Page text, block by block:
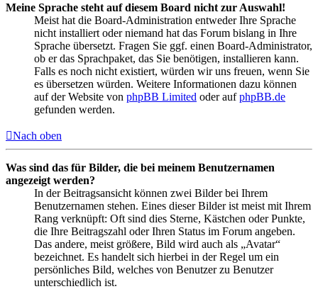
Meine Sprache steht auf diesem Board nicht zur Auswahl!
Meist hat die Board-Administration entweder Ihre Sprache
nicht installiert oder niemand hat das Forum bislang in Ihre
Sprache übersetzt. Fragen Sie ggf. einen Board-Administrator,
ob er das Sprachpaket, das Sie benötigen, installieren kann.
Falls es noch nicht existiert, würden wir uns freuen, wenn Sie
es übersetzen würden. Weitere Informationen dazu können
auf der Website von phpBB Limited oder aufphpBB.de
gefunden werden.
Nach oben
Was sind das für Bilder, die bei meinem Benutzernamen
angezeigt werden?
In der Beitragsansicht können zwei Bilder bei Ihrem
Benutzernamen stehen. Eines dieser Bilder ist meist mit Ihrem
Rang verknüpft: Oft sind dies Sterne, Kästchen oder Punkte,
die Ihre Beitragszahl oder Ihren Status im Forum angeben.
Das andere, meist größere, Bild wird auch als „Avatar“
bezeichnet. Es handelt sich hierbei in der Regel um ein
persönliches Bild, welches von Benutzer zu Benutzer
unterschiedlich ist.